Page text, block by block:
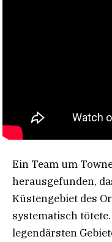
Ein Team um
herausgefunden,
Küstengebiet des
systematisch
legendärsten